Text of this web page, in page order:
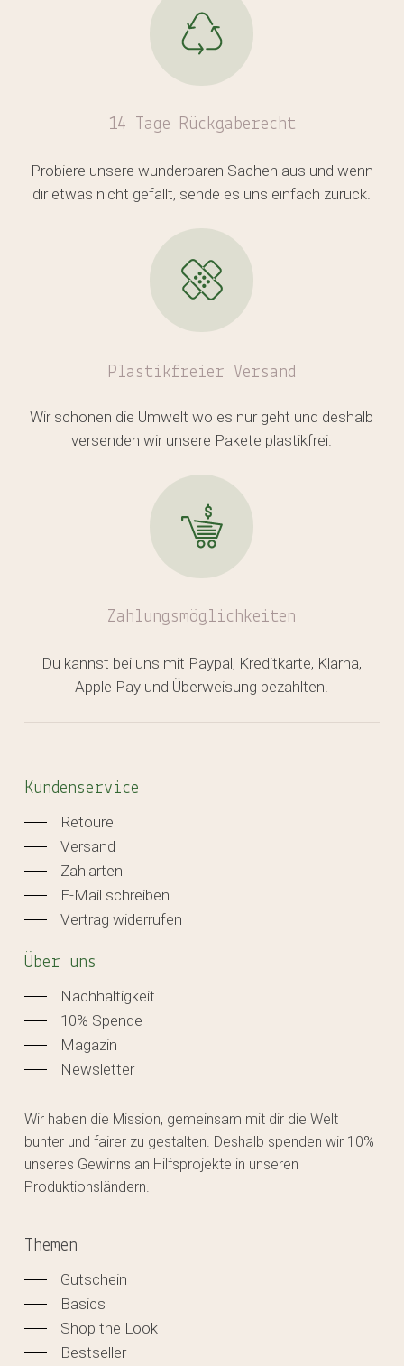
im Warenkorb.
GO TO SHOP
14 Tage Rückgaberecht
Probiere unsere wunderbaren Sachen aus und wenn
dir etwas nicht gefällt, sende es uns einfach zurück.
Plastikfreier Versand
Wir schonen die Umwelt wo es nur geht und deshalb
versenden wir unsere Pakete plastikfrei.
Zahlungsmöglichkeiten
Du kannst bei uns mit Paypal, Kreditkarte, Klarna,
Apple Pay und Überweisung bezahlten.
Kundenservice
Retoure
Versand
Zahlarten
E-Mail schreiben
Vertrag widerrufen
Über uns
Nachhaltigkeit
10% Spende
Magazin
Newsletter
Wir haben die Mission, gemeinsam mit dir die Welt
bunter und fairer zu gestalten. Deshalb spenden wir 10%
unseres Gewinns an Hilfsprojekte in unseren
Produktionsländern.
Themen
Gutschein
Basics
Shop the Look
Bestseller